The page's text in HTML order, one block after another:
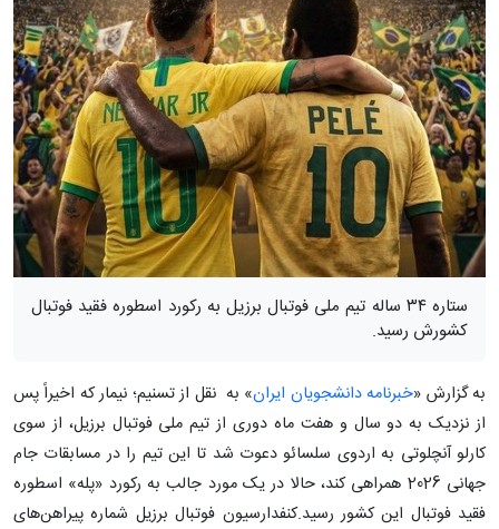
ستاره ۳۴ ساله تیم ملی فوتبال برزیل به رکورد اسطوره فقید فوتبال
کشورش رسید.
به گزارش «خبرنامه دانشجویان ایران» به نقل از تسنیم؛ نیمار که اخیراً پس
از نزدیک به دو سال و هفت ماه دوری از تیم ملی فوتبال برزیل، از سوی
کارلو آنچلوتی به اردوی سلسائو دعوت شد تا این تیم را در مسابقات جام
جهانی 2026 همراهی کند، حالا در یک مورد جالب به رکورد «پله» اسطوره
فقید فوتبال این کشور رسید.کنفدارسیون فوتبال برزیل شماره پیراهن‌های